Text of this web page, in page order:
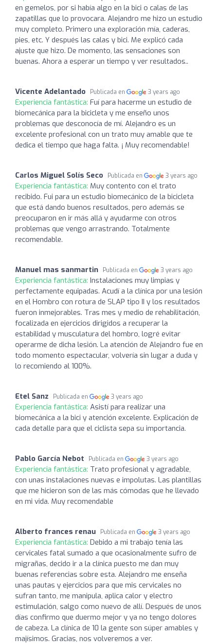
en gemelos, por si había algo en la bici o calas de las
zapatillas que lo provocara. Alejandro me hizo un estudio
muy completo. Primero una exploración mía, caderas,
pies, etc. Y después las calas y bici. Me explicó cada
ajuste que hizo. De momento, las sensaciones son
buenas. Ahora a esperar un tiempo y ver resultados..
Vicente Adelantado Publicada en 3 years ago
Experiencia fantástica: Fuí para hacerme un estudio de
biomecánica para la bicicleta y me enseño unos
problemas que desconocía de mí. Alejandro es un
excelente profesional con un trato muy amable que te
dedica el tiempo que haga falta. ¡ Muy recomendable!
Carlos Miguel Solís Seco Publicada en 3 years ago
Experiencia fantástica: Muy contento con el trato
recibido. Fui para un estudio biomecánico de la bicicleta
que está dando buenos resultados, pero además se
preocuparon en ir más allá y ayudarme con otros
problemas que vengo arrastrando. Totalmente
recomendable.
Manuel mas sanmartin Publicada en 3 years ago
Experiencia fantástica: Instalaciones muy limpias y
perfectamente equipadas. Acudí a la clínica por una lesión
en el Hombro con rotura de SLAP tipo II y los resultados
fueron inmejorables. Tras mes y medio de rehabilitación,
focalizada en ejercicios dirigidos a recuperar la
estabilidad y musculatura del hombro, logré evitar
operarme de dicha lesión. La atención de Alejandro fue en
todo momento espectacular, volvería sin lugar a duda y
lo recomiendo al 100%.
Etel Sanz Publicada en 3 years ago
Experiencia fantástica: Asistí para realizar una
biomecánica a la bici y atención excelente. Explicación de
cada detalle para que el ciclista sepa su importancia.
Pablo García Nebot Publicada en 3 years ago
Experiencia fantástica: Trato profesional y agradable,
con unas instalaciones nuevas e impolutas. Las plantillas
que me hicieron son de las más cómodas que he llevado
en mi vida. Muy recomendable
Alberto frances renau Publicada en 3 years ago
Experiencia fantástica: Debido a mi trabajo tenía las
cervicales fatal sumado a que ocasionalmente sufro de
migrañas, decido ir a la clínica puesto me dan muy
buenas referencias sobre esta. Alejandro me enseña
unas pautas y ejercicios para que mis cervicales no
sufran tanto, me manipula, aplica calor y electro
estimulación, salgo como nuevo de allí. Después de unos
días confirmo que duermo mejor y ya no tengo dolores
de cabeza. La clínica de 10 la gente son súper amables y
majísimos. Gracias, nos volveremos a ver.